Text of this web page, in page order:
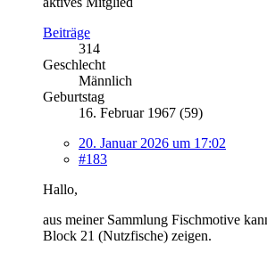
Beiträge
314
Geschlecht
Männlich
Geburtstag
16. Februar 1967 (59)
20. Januar 2026 um 17:02
#183
Hallo,
aus meiner Sammlung Fischmotive
Block 21 (Nutzfische) zeigen.